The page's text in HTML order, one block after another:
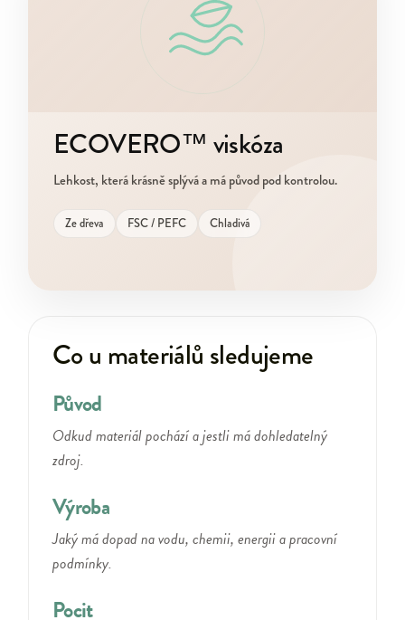
ECOVERO™ viskóza
Lehkost, která krásně splývá a má původ pod kontrolou.
Ze dřeva FSC / PEFC Chladivá
Co u materiálů sledujeme
Původ
Odkud materiál pochází a jestli má dohledatelný
zdroj.
Výroba
Jaký má dopad na vodu, chemii, energii a pracovní
podmínky.
Pocit